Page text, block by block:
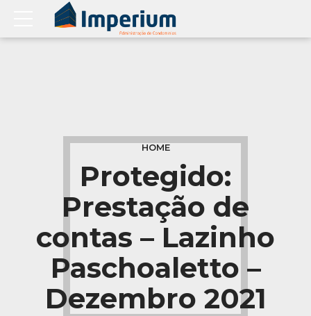
HOME
Protegido:
Prestação de
contas – Lazinho
Paschoaletto –
Dezembro 2021